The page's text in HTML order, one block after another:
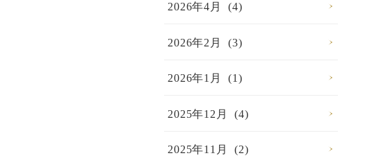
2026年4月 (4)
2026年2月 (3)
2026年1月 (1)
2025年12月 (4)
2025年11月 (2)